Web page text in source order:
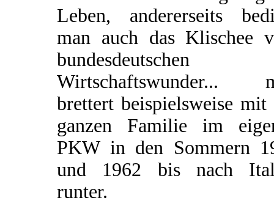
Leben, andererseits
man auch das Klischee
bundesdeutschen
Wirtschaftswunder...
brettert beispielsweise mit
ganzen Familie im
PKW in den Sommern
und 1962 bis nach
runter.